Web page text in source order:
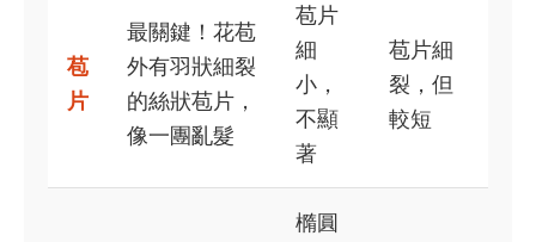
苞
片
最關鍵！花苞
外有羽狀細裂
的絲狀苞片，
像一團亂髮
苞片
細
小，
不顯
著
苞片細
裂，但
較短
橢圓